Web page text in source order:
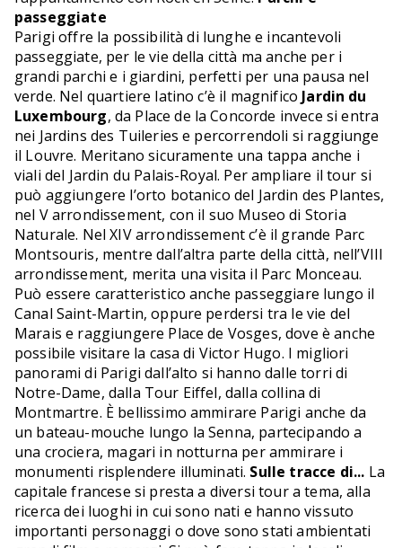
passeggiate
Parigi offre la possibilità di lunghe e incantevoli
passeggiate, per le vie della città ma anche per i
grandi parchi e i giardini, perfetti per una pausa nel
verde. Nel quartiere latino c’è il magnifico Jardin du
Luxembourg, da Place de la Concorde invece si entra
nei Jardins des Tuileries e percorrendoli si raggiunge
il Louvre. Meritano sicuramente una tappa anche i
viali del Jardin du Palais-Royal. Per ampliare il tour si
può aggiungere l’orto botanico del Jardin des Plantes,
nel V arrondissement, con il suo Museo di Storia
Naturale. Nel XIV arrondissement c’è il grande Parc
Montsouris, mentre dall’altra parte della città, nell’VIII
arrondissement, merita una visita il Parc Monceau.
Può essere caratteristico anche passeggiare lungo il
Canal Saint-Martin, oppure perdersi tra le vie del
Marais e raggiungere Place de Vosges, dove è anche
possibile visitare la casa di Victor Hugo. I migliori
panorami di Parigi dall’alto si hanno dalle torri di
Notre-Dame, dalla Tour Eiffel, dalla collina di
Montmartre. È bellissimo ammirare Parigi anche da
un bateau-mouche lungo la Senna, partecipando a
una crociera, magari in notturna per ammirare i
monumenti risplendere illuminati. Sulle tracce di... La
capitale francese si presta a diversi tour a tema, alla
ricerca dei luoghi in cui sono nati e hanno vissuto
importanti personaggi o dove sono stati ambientati